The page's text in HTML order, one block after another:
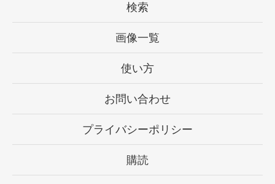
検索
画像一覧
使い方
お問い合わせ
プライバシーポリシー
購読